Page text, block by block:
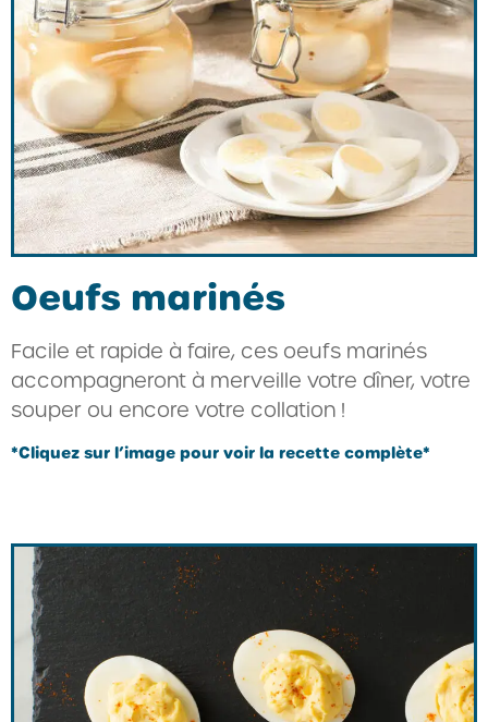
Oeufs marinés
Facile et rapide à faire, ces oeufs marinés
accompagneront à merveille votre dîner, votre
souper ou encore votre collation !
*Cliquez sur l’image pour voir la recette complète*